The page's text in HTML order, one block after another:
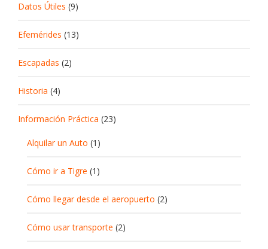
Datos Útiles (9)
Efemérides (13)
Escapadas (2)
Historia (4)
Información Práctica (23)
Alquilar un Auto (1)
Cómo ir a Tigre (1)
Cómo llegar desde el aeropuerto (2)
Cómo usar transporte (2)